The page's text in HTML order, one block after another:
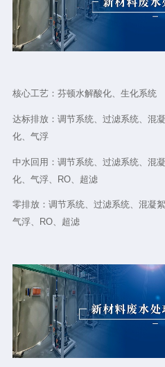
核心工艺：芬顿水解酸化、生化系统
达标排放：调节系统、过滤系统、混
化、气浮
中水回用：调节系统、过滤系统、混
化、气浮、RO、超滤
零排放：调节系统、过滤系统、混凝
气浮、RO、超滤